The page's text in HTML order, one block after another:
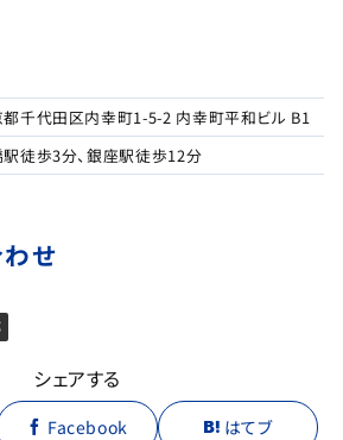
都千代田区内幸町1-5-2 内幸町平和ビル B1
徒歩3分、銀座駅徒歩12分
せ
シェアする
Facebook はてブ